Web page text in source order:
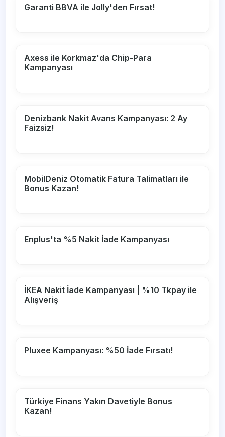
Garanti BBVA ile Jolly'den Fırsat!
Axess ile Korkmaz'da Chip-Para
Kampanyası
Denizbank Nakit Avans Kampanyası: 2 Ay
Faizsiz!
MobilDeniz Otomatik Fatura Talimatları ile
Bonus Kazan!
Enplus'ta %5 Nakit İade Kampanyası
İKEA Nakit İade Kampanyası | %10 Tkpay ile
Alışveriş
Pluxee Kampanyası: %50 İade Fırsatı!
Türkiye Finans Yakın Davetiyle Bonus
Kazan!